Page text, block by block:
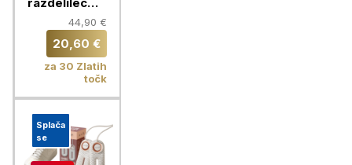
Chameleon
44,90 €
20,60 €
za 30 Zlatih
točk
Splača
se